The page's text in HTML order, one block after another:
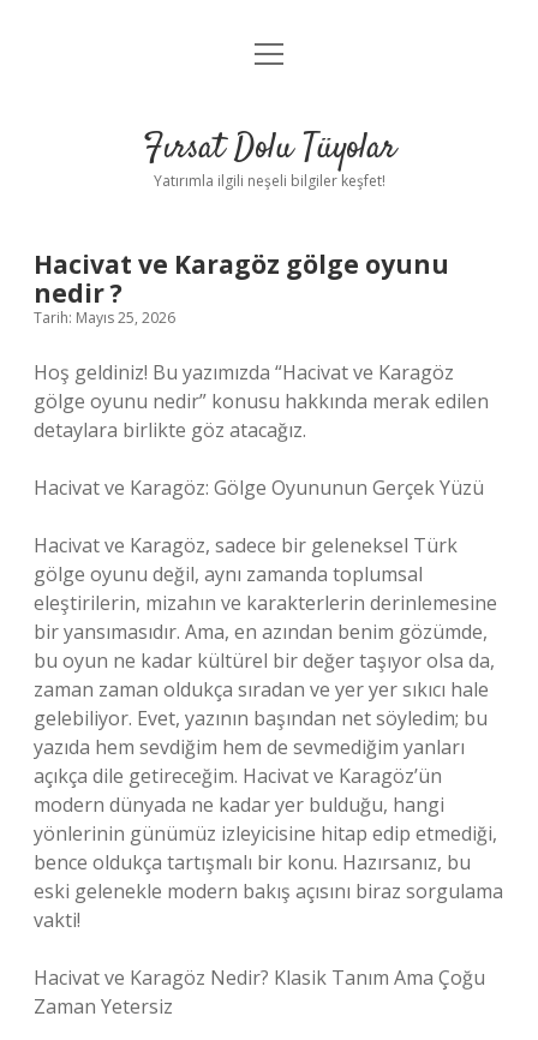
Gizlilik Politikası
Yasal Uyarı
menüyü
Fırsat Dolu Tüyolar
Yatırımla ilgili neşeli bilgiler keşfet!
Hacivat ve Karagöz gölge oyunu
nedir ?
Tarih: Mayıs 25, 2026
Hoş geldiniz! Bu yazımızda “Hacivat ve Karagöz
gölge oyunu nedir” konusu hakkında merak edilen
detaylara birlikte göz atacağız.
Hacivat ve Karagöz: Gölge Oyununun Gerçek Yüzü
Hacivat ve Karagöz, sadece bir geleneksel Türk
gölge oyunu değil, aynı zamanda toplumsal
eleştirilerin, mizahın ve karakterlerin derinlemesine
bir yansımasıdır. Ama, en azından benim gözümde,
bu oyun ne kadar kültürel bir değer taşıyor olsa da,
zaman zaman oldukça sıradan ve yer yer sıkıcı hale
gelebiliyor. Evet, yazının başından net söyledim; bu
yazıda hem sevdiğim hem de sevmediğim yanları
açıkça dile getireceğim. Hacivat ve Karagöz’ün
modern dünyada ne kadar yer bulduğu, hangi
yönlerinin günümüz izleyicisine hitap edip etmediği,
bence oldukça tartışmalı bir konu. Hazırsanız, bu
eski gelenekle modern bakış açısını biraz sorgulama
vakti!
Hacivat ve Karagöz Nedir? Klasik Tanım Ama Çoğu
Zaman Yetersiz